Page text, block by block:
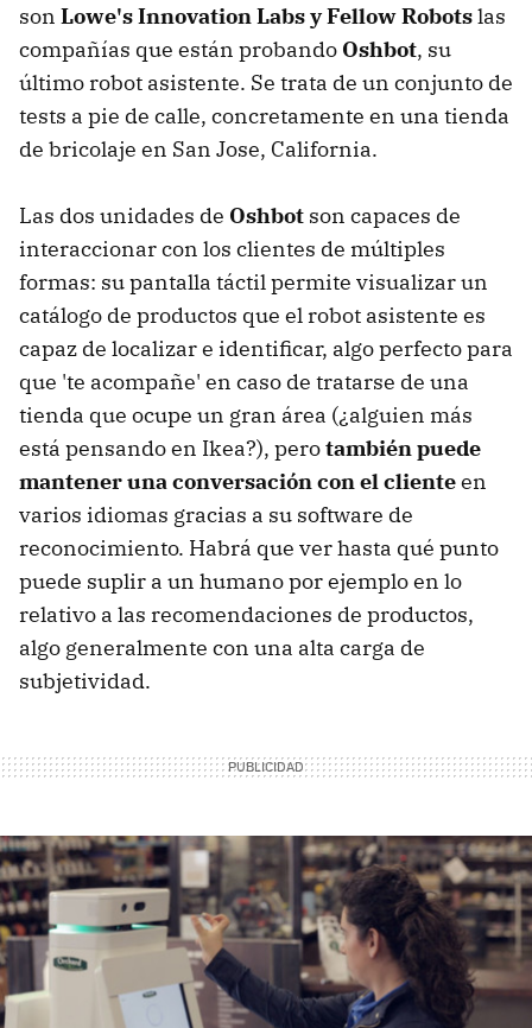
son Lowe's Innovation Labs y Fellow Robotslas
compañías que están probando Oshbot, su
último robot asistente. Se trata de un conjunto de
tests a pie de calle, concretamente en una tienda
de bricolaje en San Jose, California.
Las dos unidades de Oshbot son capaces de
interaccionar con los clientes de múltiples
formas: su pantalla táctil permite visualizar un
catálogo de productos que el robot asistente es
capaz de localizar e identificar, algo perfecto para
que 'te acompañe' en caso de tratarse de una
tienda que ocupe un gran área (¿alguien más
está pensando en Ikea?), perotambién puede
mantener una conversación con el clienteen
varios idiomas gracias a su software de
reconocimiento. Habrá que ver hasta qué punto
puede suplir a un humano por ejemplo en lo
relativo a las recomendaciones de productos,
algo generalmente con una alta carga de
subjetividad.